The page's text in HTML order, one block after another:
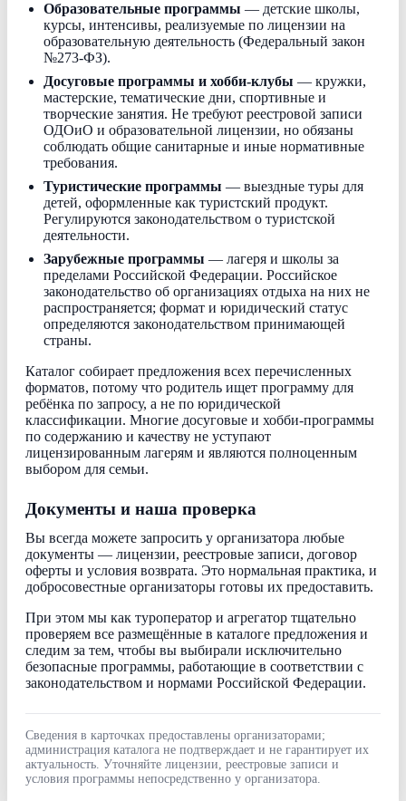
Образовательные программы — детские школы,
курсы, интенсивы, реализуемые по лицензии на
образовательную деятельность (Федеральный закон
№273-ФЗ).
Досуговые программы и хобби-клубы — кружки,
мастерские, тематические дни, спортивные и
творческие занятия. Не требуют реестровой записи
ОДОиО и образовательной лицензии, но обязаны
соблюдать общие санитарные и иные нормативные
требования.
Туристические программы — выездные туры для
детей, оформленные как туристский продукт.
Регулируются законодательством о туристской
деятельности.
Зарубежные программы — лагеря и школы за
пределами Российской Федерации. Российское
законодательство об организациях отдыха на них не
распространяется; формат и юридический статус
определяются законодательством принимающей
страны.
Каталог собирает предложения всех перечисленных
форматов, потому что родитель ищет программу для
ребёнка по запросу, а не по юридической
классификации. Многие досуговые и хобби-программы
по содержанию и качеству не уступают
лицензированным лагерям и являются полноценным
выбором для семьи.
Документы и наша проверка
Вы всегда можете запросить у организатора любые
документы — лицензии, реестровые записи, договор
оферты и условия возврата. Это нормальная практика, и
добросовестные организаторы готовы их предоставить.
При этом мы как туроператор и агрегатор тщательно
проверяем все размещённые в каталоге предложения и
следим за тем, чтобы вы выбирали исключительно
безопасные программы, работающие в соответствии с
законодательством и нормами Российской Федерации.
Сведения в карточках предоставлены организаторами;
администрация каталога не подтверждает и не гарантирует их
актуальность. Уточняйте лицензии, реестровые записи и
условия программы непосредственно у организатора.